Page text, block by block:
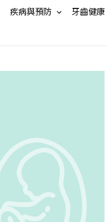
疾病與預防 牙齒健康